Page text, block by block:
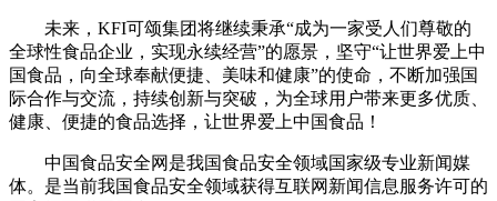
未来，KFI可颂集团将继续秉承“成为一家受人们尊敬的
全球性食品企业，实现永续经营”的愿景，坚守“让世界爱上中
国食品，向全球奉献便捷、美味和健康”的使命，不断加强国
际合作与交流，持续创新与突破，为全球用户带来更多优质、
健康、便捷的食品选择，让世界爱上中国食品！
中国食品安全网是我国食品安全领域国家级专业新闻媒
体。是当前我国食品安全领域获得互联网新闻信息服务许可的